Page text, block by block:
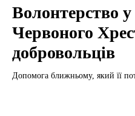
Волонтерство
Червоного
добровольців
Допомога ближньому, який її